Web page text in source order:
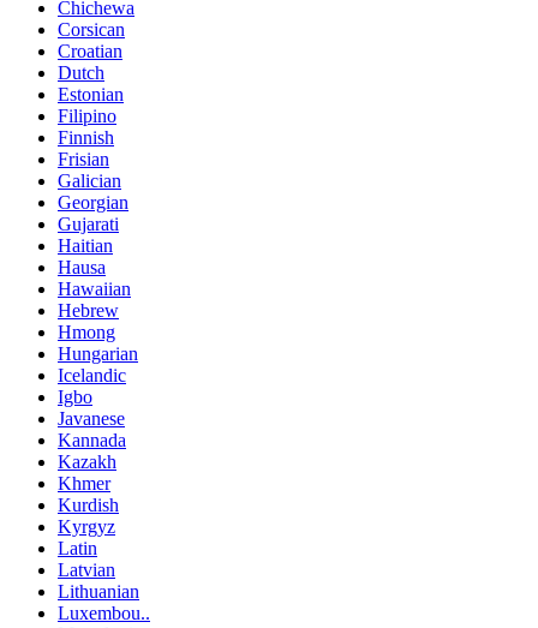
Chichewa
Corsican
Croatian
Dutch
Estonian
Filipino
Finnish
Frisian
Galician
Georgian
Gujarati
Haitian
Hausa
Hawaiian
Hebrew
Hmong
Hungarian
Icelandic
Igbo
Javanese
Kannada
Kazakh
Khmer
Kurdish
Kyrgyz
Latin
Latvian
Lithuanian
Luxembou..